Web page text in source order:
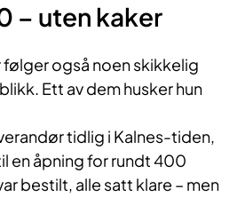
– uten kaker
følger også noen skikkelig
Ett av dem husker hun
tidlig i Kalnes-tiden,
en åpning for rundt 400
bestilt, alle satt klare – men